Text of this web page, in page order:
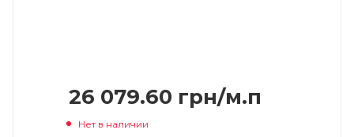
26 079.60 грн/м.п
Нет в наличии